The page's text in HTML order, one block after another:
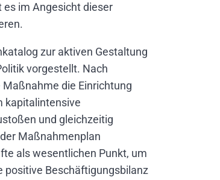
es im Angesicht dieser
zur aktiven Gestaltung
vorgestellt. Nach
die Einrichtung
kapitalintensive
und gleichzeitig
Maßnahmenplan
als wesentlichen Punkt, um
positive Beschäftigungsbilanz